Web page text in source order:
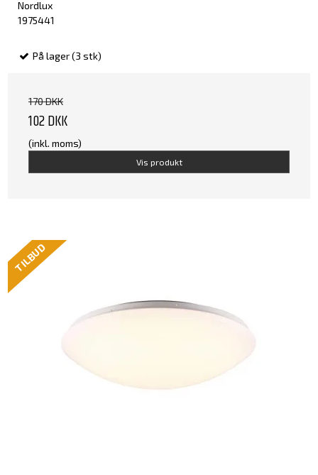
Nordlux
1975441
På lager (3 stk)
170 DKK
102 DKK
(inkl. moms)
Vis produkt
TILBUD